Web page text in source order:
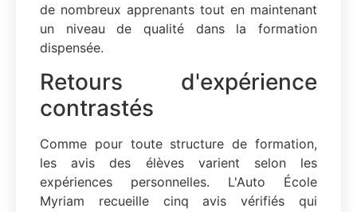
de nombreux apprenants tout en maintenant
un niveau de qualité dans la formation
dispensée.
Retours d'expérience
contrastés
Comme pour toute structure de formation,
les avis des élèves varient selon les
expériences personnelles. L'Auto École
Myriam recueille cinq avis vérifiés qui